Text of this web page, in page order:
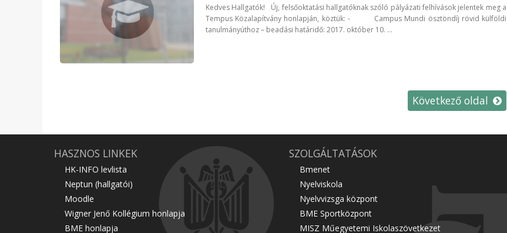
Kedves Hallgatók! Új, felsőoktatási hallgatóknak szóló pályázati felhívások jelentek meg a
Tempus Közalapítvány honlapján, köztük: - Campus Mundi ösztöndíj rövid külföldi
tanulmányúthoz – beadási határidő: 2017. október 10. ...
Következő oldal
HASZNOS LINKEK
HK-INFO levlista
Neptun (hallgatói)
Moodle
Wigner Jenő Kollégium honlapja
BME honlapja
SZOLGÁLTATÁSOK
Bmenet
Nyelviskola
Nyelvvizsga központ
BME Sportközpont
MISZ Műegyetemi Iskolaszövetkezet